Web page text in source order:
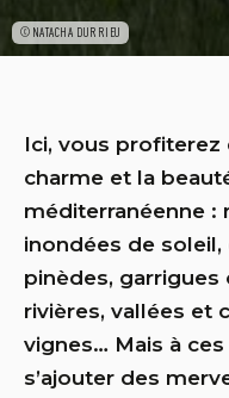
©NATACHA DURRIEU
Ici, vous
charme et la
méditerranéenne :
inondées de
pinèdes, garrigues
rivières, vallées et
vignes… Mais à
s’ajouter des